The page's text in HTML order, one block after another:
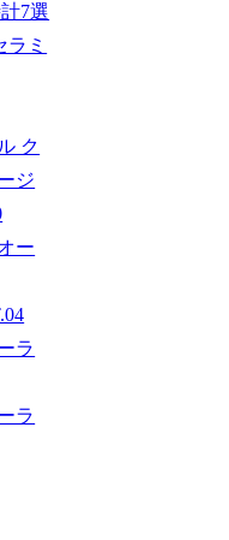
7選
ラミ
ク
ジ
ー
ラ
ラ